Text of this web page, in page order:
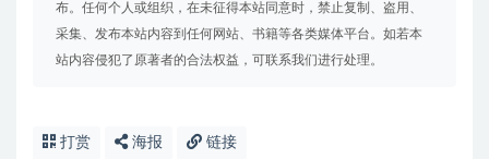
布。任何个人或组织，在未征得本站同意时，禁止复制、盗用、
采集、发布本站内容到任何网站、书籍等各类媒体平台。如若本
站内容侵犯了原著者的合法权益，可联系我们进行处理。
打赏 海报 链接